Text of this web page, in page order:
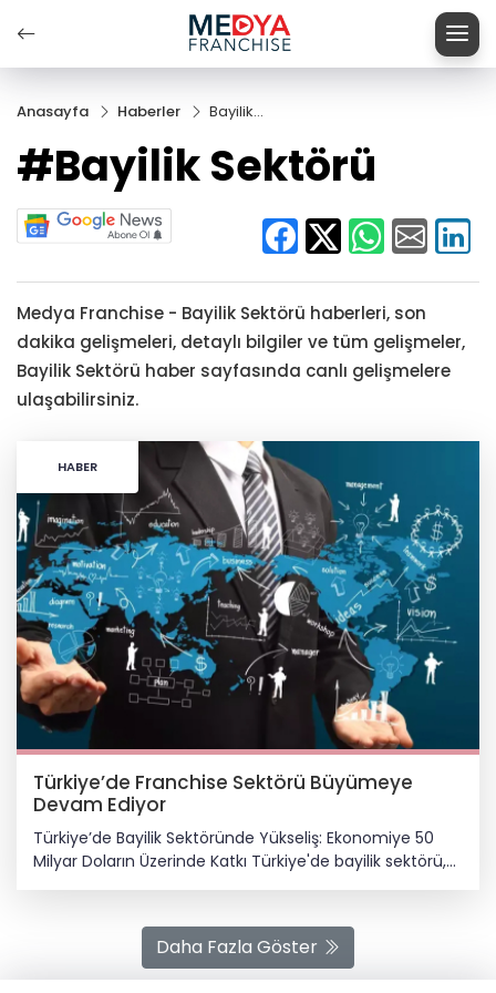
Anasayfa Haberler
Bayilik
#Bayilik Sektörü
Medya Franchise - Bayilik Sektörü haberleri, son
dakika gelişmeleri, detaylı bilgiler ve tüm gelişmeler,
Bayilik Sektörü haber sayfasında canlı gelişmelere
ulaşabilirsiniz.
HABER
Türkiye’de Franchise Sektörü Büyümeye
Devam Ediyor
Türkiye’de Bayilik Sektöründe Yükseliş: Ekonomiye 50
Milyar Doların Üzerinde Katkı Türkiye'de bayilik sektörü,
son yıllarda artan girişimcilik ilgisi ile marka oluşturma
biri haline geldi. Yemek-içecekten perakendeye,
eğitimden hizmet sektörüne kadar çeşitlilik gösteren
bayilik markaları, hem iş gücüne hem de yatırım
Daha Fazla Göster